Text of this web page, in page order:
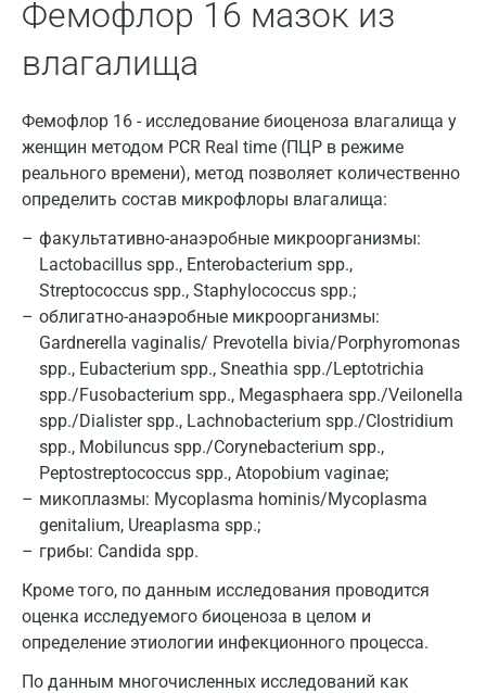
Фемофлор 16 мазок из
влагалища
Фемофлор 16 - исследование биоценоза влагалища у
женщин методом PCR Real time (ПЦР в режиме
реального времени), метод позволяет количественно
определить состав микрофлоры влагалища:
факультативно-анаэробные микроорганизмы:
Lactobacillus spp., Enterobacterium spp.,
Streptococcus spp., Staphylococcus spp.;
облигатно-анаэробные микроорганизмы:
Gardnerella vaginalis/ Prevotella bivia/Porphyromonas
spp., Eubacterium spp., Sneathia spp./Leptotrichia
spp./Fusobacterium spp., Megasphaera spp./Veilonella
spp./Dialister spp., Lachnobacterium spp./Clostridium
spp., Mobiluncus spp./Corynebacterium spp.,
Peptostreptococcus spp., Atopobium vaginae;
микоплазмы: Mycoplasma hominis/Mycoplasma
genitalium, Ureaplasma spp.;
грибы: Candida spp.
Кроме того, по данным исследования проводится
оценка исследуемого биоценоза в целом и
определение этиологии инфекционного процесса.
По данным многочисленных исследований как
Москва
Санкт-Петербург
Нижний Новгород
Казань
Альметьевск
Апрелевка
Армавир
Астрахань
Балашиха
Барнаул
Брянск